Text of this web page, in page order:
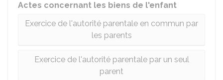
Actes concernant les biens de l'enfant
Exercice de l'autorité parentale en commun par
les parents
Exercice de l'autorité parentale par un seul
parent